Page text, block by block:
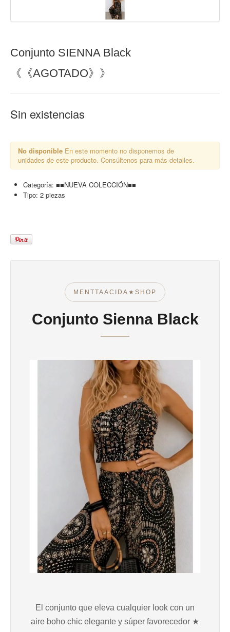
Conjunto SIENNA Black
《《AGOTADO》》
Sin existencias
No disponible En este momento no disponemos de
unidades de este producto. Consúltenos para más detalles.
Categoría: ■■NUEVA COLECCIÓN■■
Tipo: 2 piezas
MENTTAACIDA★SHOP
Conjunto Sienna Black
El conjunto que eleva cualquier look con un
aire boho chic elegante y súper favorecedor ★